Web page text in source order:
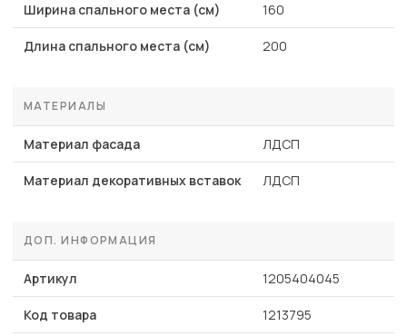
Ширина спального места (см) 160
Длина спального места (см) 200
МАТЕРИАЛЫ
Материал фасада ЛДСП
Материал декоративных вставок ЛДСП
ДОП. ИНФОРМАЦИЯ
Артикул 1205404045
Код товара 1213795